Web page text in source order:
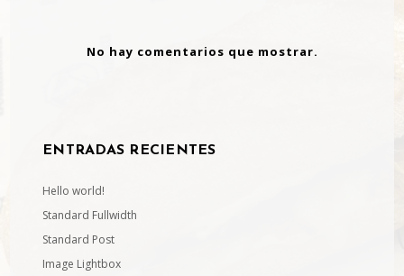
No hay comentarios que mostrar.
ENTRADAS RECIENTES
Hello world!
Standard Fullwidth
Standard Post
Image Lightbox